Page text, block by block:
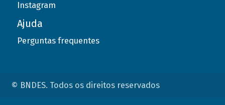
Instagram
Ajuda
Perguntas frequentes
© BNDES. Todos os direitos reservados